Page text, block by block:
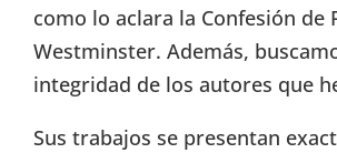
como lo aclara la Confesión de
Westminster. Además,
integridad de los autores que
Sus trabajos se presentan